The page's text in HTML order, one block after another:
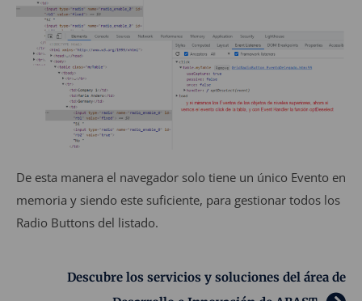
De esta manera el navegador solo tiene un único Evento en
memoria y siendo este suficiente, para gestionar todos los
Radio Buttons del listado.
Descubre los servicios y soluciones del área de